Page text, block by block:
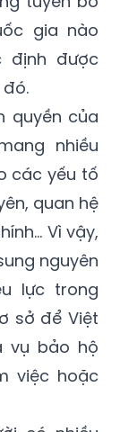
định được
quyền của
nhiều
các yếu tố
quan hệ
Vì vậy,
nguyên
lực trong
sở để Việt
vụ bảo hộ
việc hoặc
có nhiều
tắc quy